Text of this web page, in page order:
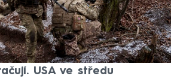
pozastavení pomoci
jeho mluvčí. Rozhovory
o nerostných
USA ve středu